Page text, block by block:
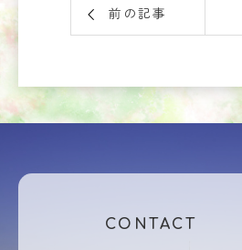
前の記事
CONTACT